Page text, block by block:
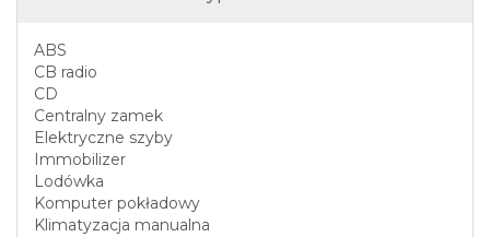
ABS
CB radio
CD
Centralny zamek
Elektryczne szyby
Immobilizer
Lodówka
Komputer pokładowy
Klimatyzacja manualna